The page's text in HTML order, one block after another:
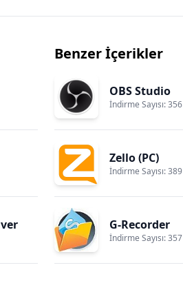
Benzer İçerikler
OBS Studio
İndirme Sayısı: 356
Zello (PC)
İndirme Sayısı: 389
G-Recorder
İndirme Sayısı: 357